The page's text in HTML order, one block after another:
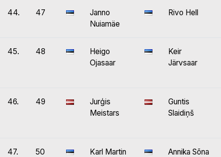
44. 47
Janno
Nuiamäe
Rivo Hell
45. 48
Heigo
Ojasaar
Keir
Järvsaar
46. 49
Jurģis
Meistars
Guntis
Slaidiņš
47. 50
Karl Martin
Annika Sõna